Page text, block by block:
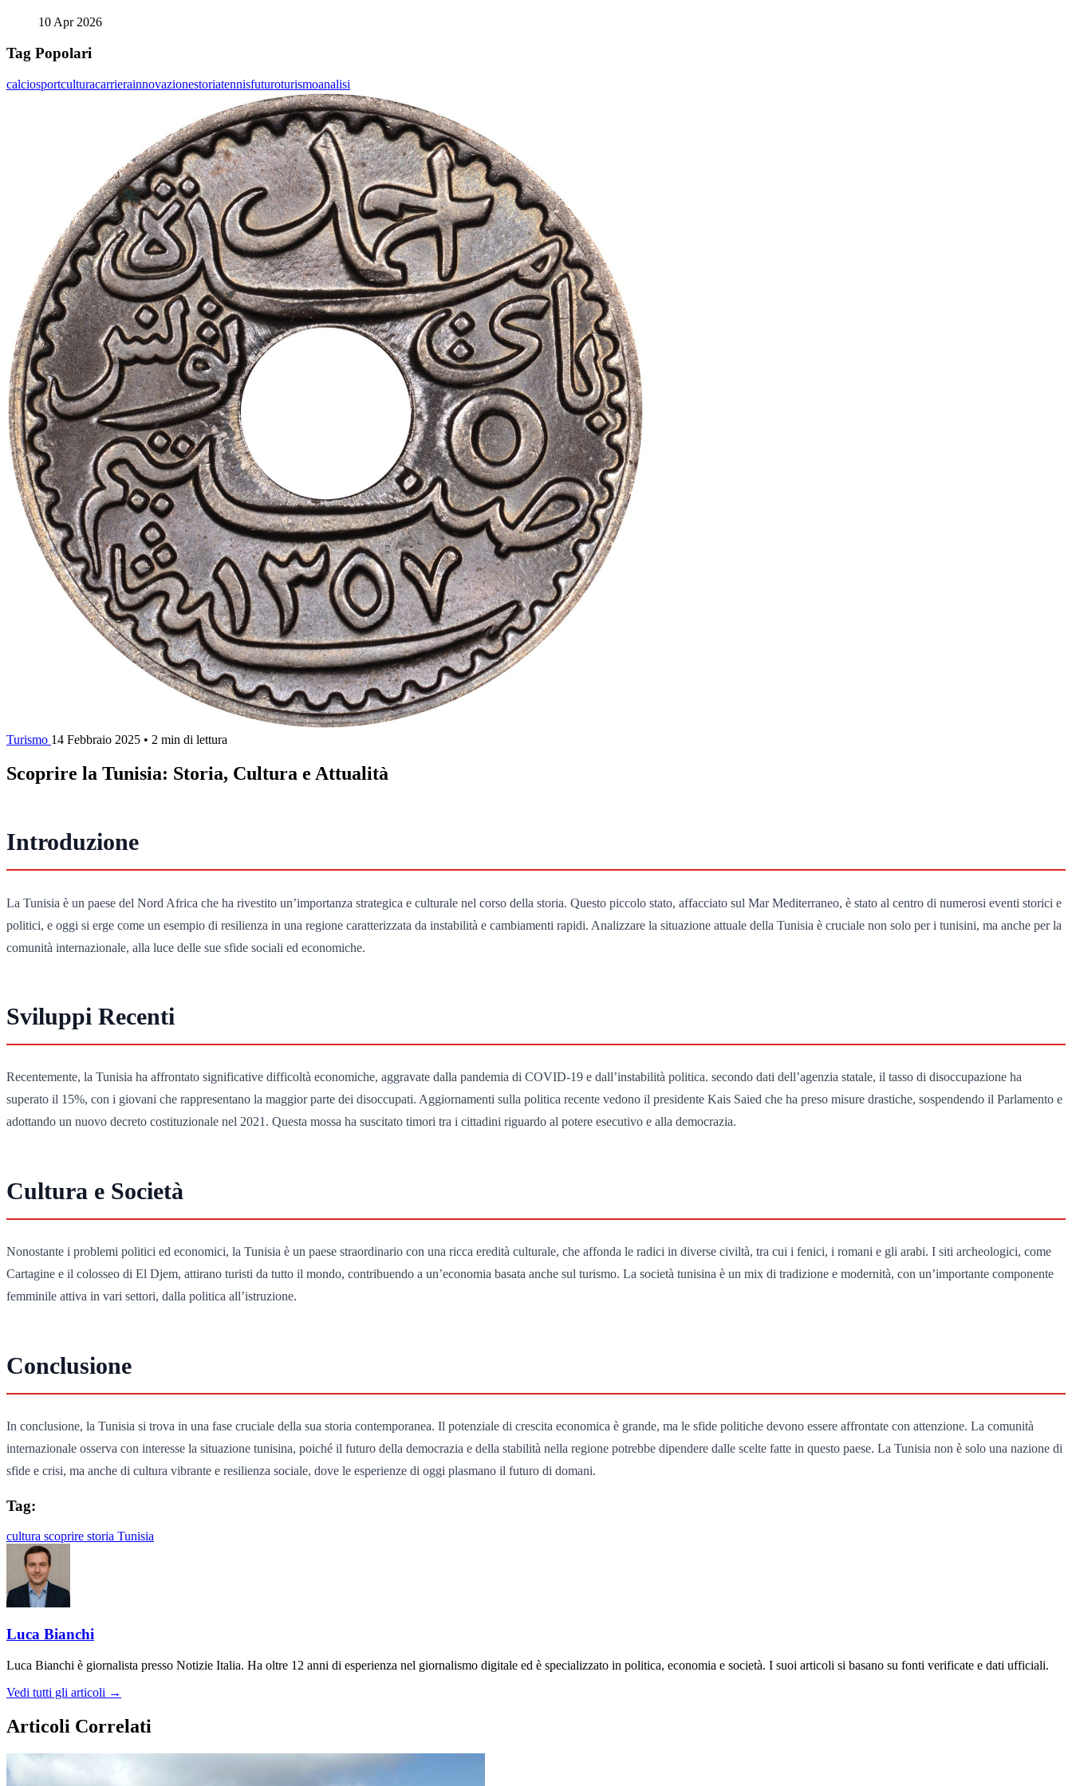
10 Apr 2026
Tag Popolari
calciosportculturacarrierainnovazionestoriatennisfuturoturismoanalisi
Turismo 14 Febbraio 2025 • 2 min di lettura
Scoprire la Tunisia: Storia, Cultura e Attualità
Introduzione
La Tunisia è un paese del Nord Africa che ha rivestito un’importanza strategica e culturale nel corso della storia. Questo piccolo stato, affacciato sul Mar Mediterraneo, è stato al centro di numerosi eventi storici e
politici, e oggi si erge come un esempio di resilienza in una regione caratterizzata da instabilità e cambiamenti rapidi. Analizzare la situazione attuale della Tunisia è cruciale non solo per i tunisini, ma anche per la
comunità internazionale, alla luce delle sue sfide sociali ed economiche.
Sviluppi Recenti
Recentemente, la Tunisia ha affrontato significative difficoltà economiche, aggravate dalla pandemia di COVID-19 e dall’instabilità politica. secondo dati dell’agenzia statale, il tasso di disoccupazione ha
superato il 15%, con i giovani che rappresentano la maggior parte dei disoccupati. Aggiornamenti sulla politica recente vedono il presidente Kais Saied che ha preso misure drastiche, sospendendo il Parlamento e
adottando un nuovo decreto costituzionale nel 2021. Questa mossa ha suscitato timori tra i cittadini riguardo al potere esecutivo e alla democrazia.
Cultura e Società
Nonostante i problemi politici ed economici, la Tunisia è un paese straordinario con una ricca eredità culturale, che affonda le radici in diverse civiltà, tra cui i fenici, i romani e gli arabi. I siti archeologici, come
Cartagine e il colosseo di El Djem, attirano turisti da tutto il mondo, contribuendo a un’economia basata anche sul turismo. La società tunisina è un mix di tradizione e modernità, con un’importante componente
femminile attiva in vari settori, dalla politica all’istruzione.
Conclusione
In conclusione, la Tunisia si trova in una fase cruciale della sua storia contemporanea. Il potenziale di crescita economica è grande, ma le sfide politiche devono essere affrontate con attenzione. La comunità
internazionale osserva con interesse la situazione tunisina, poiché il futuro della democrazia e della stabilità nella regione potrebbe dipendere dalle scelte fatte in questo paese. La Tunisia non è solo una nazione di
sfide e crisi, ma anche di cultura vibrante e resilienza sociale, dove le esperienze di oggi plasmano il futuro di domani.
Tag:
cultura scoprire storia Tunisia
Luca Bianchi
Luca Bianchi è giornalista presso Notizie Italia. Ha oltre 12 anni di esperienza nel giornalismo digitale ed è specializzato in politica, economia e società. I suoi articoli si basano su fonti verificate e dati ufficiali.
Vedi tutti gli articoli →
Articoli Correlati